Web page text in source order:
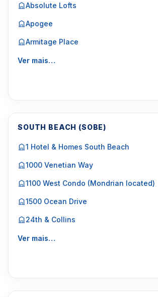
Absolute Lofts
Apogee
Armitage Place
Ver mais…
SOUTH BEACH (SOBE)
1 Hotel & Homes South Beach
1000 Venetian Way
1100 West Condo (Mondrian located)
1500 Ocean Drive
24th & Collins
Ver mais…